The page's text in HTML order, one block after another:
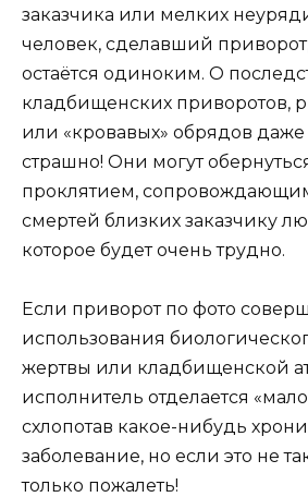
заказчика или мелких
человек, сделавший
остаётся одиноким. О
кладбищенских приворотов,
или «кровавых» обрядов даже
страшно! Они могут
проклятием,
смертей близких заказчику
которое будет очень трудно.
Если приворот по фото
использования
жертвы или кладбищенской
исполнитель отделается
схлопотав какое-нибудь
заболевание, но если это не
только пожалеть!